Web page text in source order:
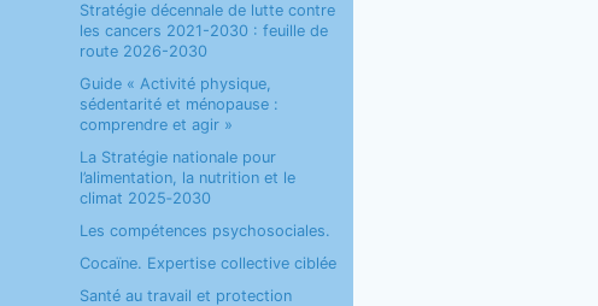
Stratégie décennale de lutte contre
les cancers 2021-2030 : feuille de
route 2026-2030
Guide « Activité physique,
sédentarité et ménopause :
comprendre et agir »
La Stratégie nationale pour
l’alimentation, la nutrition et le
climat 2025‑2030
Les compétences psychosociales.
Cocaïne. Expertise collective ciblée
Santé au travail et protection